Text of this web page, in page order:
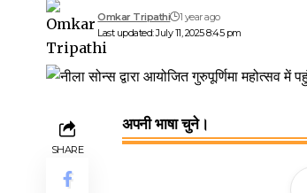
Last updated: July 11, 2025 8:45 pm
Omkar Tripathi 1 year ago
SHARE
अपनी भाषा चुने।